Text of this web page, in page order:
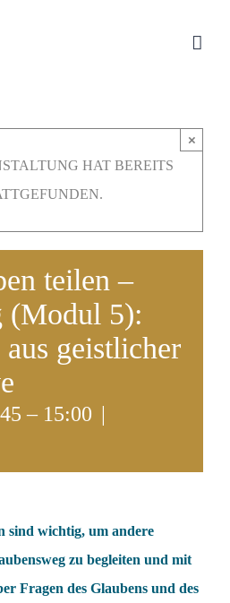
HAT BEREITS
×
teilen –
(Modul 5):
geistlicher
– 15:00 |
sind wichtig, um andere
zu begleiten und mit
Fragen des Glaubens und des